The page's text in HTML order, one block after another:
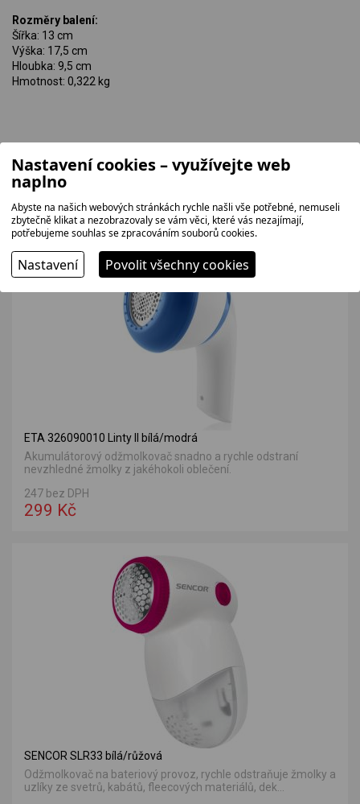
Rozměry balení:
Šířka: 13 cm
Výška: 17,5 cm
Hloubka: 9,5 cm
Hmotnost: 0,322 kg
Související zboží
VÝHODNÁ NABÍDKA
ETA 326090010 Linty II bílá/modrá
Akumulátorový odžmolkovač snadno a rychle odstraní
nevzhledné žmolky z jakéhokoli oblečení.
247 bez DPH
299 Kč
SENCOR SLR33 bílá/růžová
Odžmolkovač na bateriový provoz, rychle odstraňuje žmolky a
uzlíky ze svetrů, kabátů, fleecových materiálů, dek...
Nastavení cookies – využívejte web
naplno
Abyste na našich webových stránkách rychle našli vše potřebné, nemuseli
zbytečně klikat a nezobrazovaly se vám věci, které vás nezajímají,
potřebujeme souhlas se zpracováním souborů cookies.
Nastavení Povolit všechny cookies